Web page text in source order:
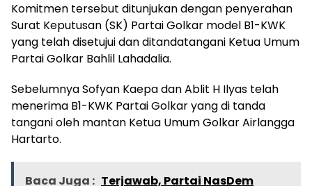
Komitmen tersebut ditunjukan dengan penyerahan
Surat Keputusan (SK) Partai Golkar model B1-KWK
yang telah disetujui dan ditandatangani Ketua Umum
Partai Golkar Bahlil Lahadalia.
Sebelumnya Sofyan Kaepa dan Ablit H Ilyas telah
menerima B1-KWK Partai Golkar yang di tanda
tangani oleh mantan Ketua Umum Golkar Airlangga
Hartarto.
Baca Juga : Terjawab, Partai NasDem